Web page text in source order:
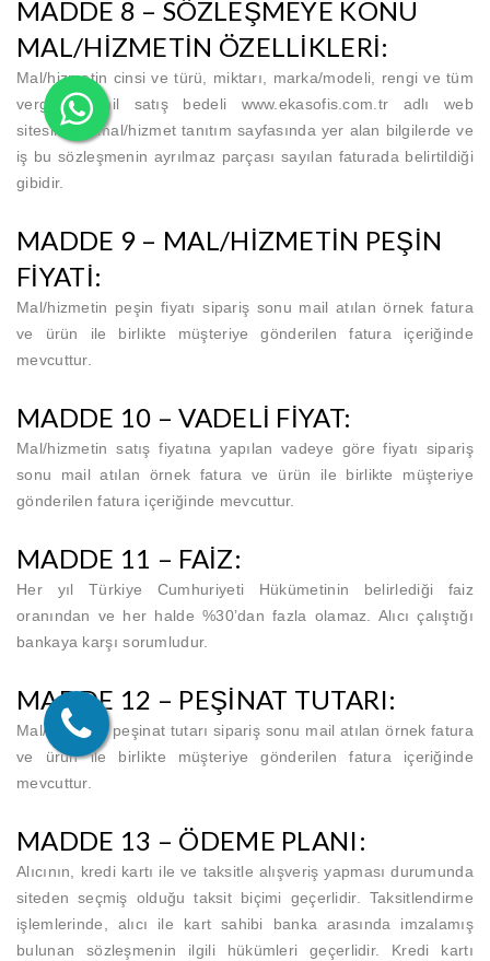
MADDE 8 – SÖZLEŞMEYE KONU
MAL/HİZMETİN ÖZELLİKLERİ:
Mal/hizmetin cinsi ve türü, miktarı, marka/modeli, rengi ve tüm
vergiler dâhil satış bedeli www.ekasofis.com.tr adlı web
sitesindeki mal/hizmet tanıtım sayfasında yer alan bilgilerde ve
iş bu sözleşmenin ayrılmaz parçası sayılan faturada belirtildiği
gibidir.
MADDE 9 – MAL/HİZMETİN PEŞİN
FİYATİ:
Mal/hizmetin peşin fiyatı sipariş sonu mail atılan örnek fatura
ve ürün ile birlikte müşteriye gönderilen fatura içeriğinde
mevcuttur.
MADDE 10 – VADELİ FİYAT:
Mal/hizmetin satış fiyatına yapılan vadeye göre fiyatı sipariş
sonu mail atılan örnek fatura ve ürün ile birlikte müşteriye
gönderilen fatura içeriğinde mevcuttur.
MADDE 11 – FAİZ:
Her yıl Türkiye Cumhuriyeti Hükümetinin belirlediği faiz
oranından ve her halde %30’dan fazla olamaz. Alıcı çalıştığı
bankaya karşı sorumludur.
MADDE 12 – PEŞİNAT TUTARI:
Mal/hizmetin peşinat tutarı sipariş sonu mail atılan örnek fatura
ve ürün ile birlikte müşteriye gönderilen fatura içeriğinde
mevcuttur.
MADDE 13 – ÖDEME PLANI:
Alıcının, kredi kartı ile ve taksitle alışveriş yapması durumunda
siteden seçmiş olduğu taksit biçimi geçerlidir. Taksitlendirme
işlemlerinde, alıcı ile kart sahibi banka arasında imzalamış
bulunan sözleşmenin ilgili hükümleri geçerlidir. Kredi kartı